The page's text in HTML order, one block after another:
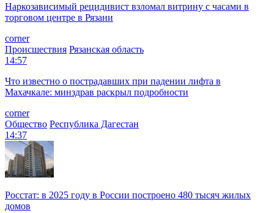
Наркозависимый рецидивист взломал витрину с часами в
торговом центре в Рязани
corner
Происшествия Рязанская область
14:57
Что известно о пострадавших при падении лифта в
Махачкале: минздрав раскрыл подробности
corner
Общество Республика Дагестан
14:37
Росстат: в 2025 году в России построено 480 тысяч жилых
домов